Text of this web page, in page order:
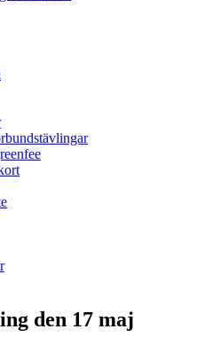
den 17 maj